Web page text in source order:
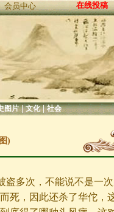
会员中心 在线投稿
图片|文化|社会
)
盗多次，不能说不是一
死，因此还杀了华佗，